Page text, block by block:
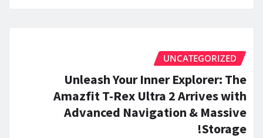
UNCATEGORIZED
Unleash Your Inner Explorer: The
Amazfit T-Rex Ultra 2 Arrives with
Advanced Navigation & Massive
Storage!